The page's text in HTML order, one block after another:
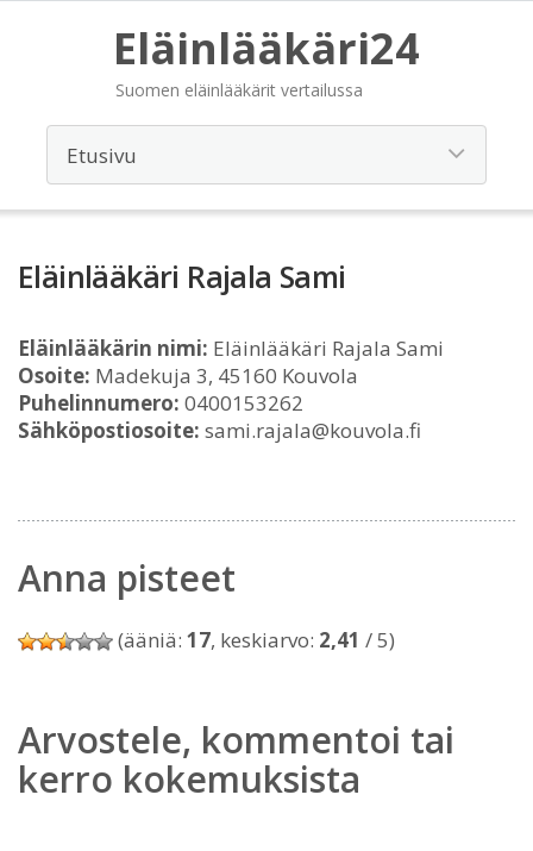
Eläinlääkäri24
Suomen eläinlääkärit vertailussa
Eläinlääkäri Rajala Sami
Eläinlääkärin nimi: Eläinlääkäri Rajala Sami
Osoite: Madekuja 3, 45160 Kouvola
Puhelinnumero: 0400153262
Sähköpostiosoite: sami.rajala@kouvola.fi
Anna pisteet
(ääniä: 17, keskiarvo: 2,41 / 5)
Arvostele, kommentoi tai
kerro kokemuksista